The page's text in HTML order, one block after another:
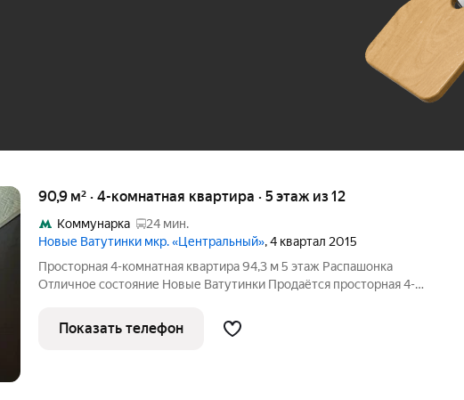
90,9 м² · 4-комнатная квартира · 5 этаж из 12
Коммунарка
24 мин.
Новые Ватутинки мкр. «Центральный», 4 квартал 2015
Просторная 4-комнатная квартира 94,3 м 5 этаж Распашонка
Отличное состояние Новые Ватутинки Продаётся просторная 4-
активно развивающемся районе Новые Ватутинки. Квартира
имеет удобную
Показать телефон